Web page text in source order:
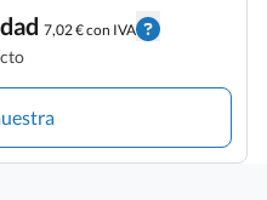
7,02 € con IVA